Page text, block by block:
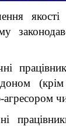
якості